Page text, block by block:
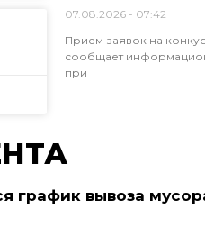
07.08.2026
07:42
Прием заявок на
сообщает
при
график вывоза